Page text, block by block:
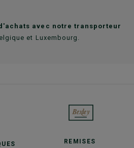
avec notre transporteur
et Luxembourg.
REMISES